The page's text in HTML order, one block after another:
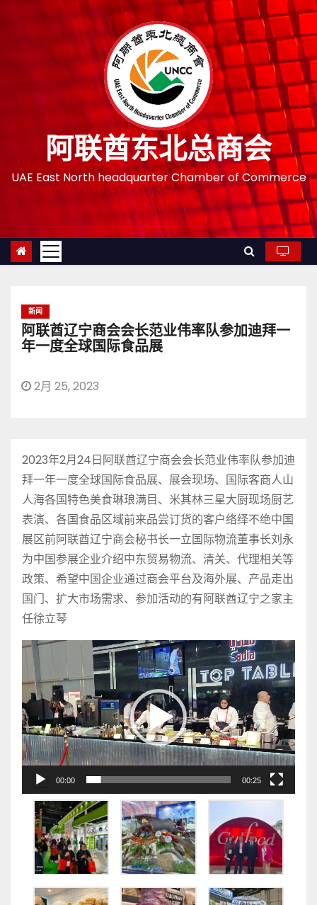
阿联酋东北总商会
UAE East North headquarter Chamber of Commerce
新闻
阿联酋辽宁商会会长范业伟率队参加迪拜一
年一度全球国际食品展
2月 25, 2023
2023年2月24日阿联酋辽宁商会会长范业伟率队参加迪
拜一年一度全球国际食品展、展会现场、国际客商人山
人海各国特色美食琳琅满目、米其林三星大厨现场厨艺
表演、各国食品区域前来品尝订货的客户络绎不绝中国
展区前阿联酋辽宁商会秘书长一立国际物流董事长刘永
为中国参展企业介绍中东贸易物流、清关、代理相关等
政策、希望中国企业通过商会平台及海外展、产品走出
国门、扩大市场需求、参加活动的有阿联酋辽宁之家主
任徐立琴
视
播
放
器
00:00 00:25